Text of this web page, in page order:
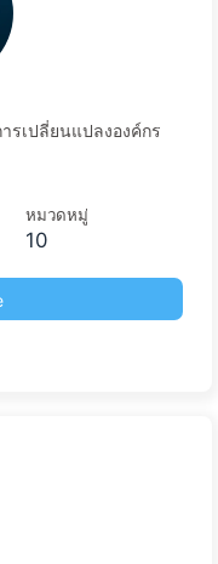
รเปลี่ยนแปลงองค์กร
หมวดหมู่
10